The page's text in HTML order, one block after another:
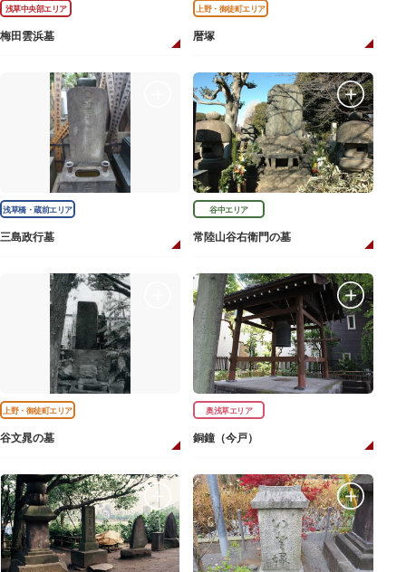
浅草中央部エリア
梅田雲浜墓
上野・御徒町エリア
暦塚
浅草橋・蔵前エリア
三島政行墓
谷中エリア
常陸山谷右衛門の墓
上野・御徒町エリア
谷文晁の墓
奥浅草エリア
銅鐘（今戸）